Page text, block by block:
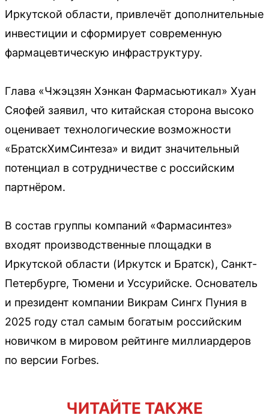
Иркутской области, привлечёт дополнительные
инвестиции и сформирует современную
фармацевтическую инфраструктуру.
Глава «Чжэцзян Хэнкан Фармасьютикал» Хуан
Сяофей заявил, что китайская сторона высоко
оценивает технологические возможности
«БратскХимСинтеза» и видит значительный
потенциал в сотрудничестве с российским
партнёром.
В состав группы компаний «Фармасинтез»
входят производственные площадки в
Иркутской области (Иркутск и Братск), Санкт-
Петербурге, Тюмени и Уссурийске. Основатель
и президент компании Викрам Сингх Пуния в
2025 году стал самым богатым российским
новичком в мировом рейтинге миллиардеров
по версии Forbes.
ЧИТАЙТЕ ТАКЖЕ